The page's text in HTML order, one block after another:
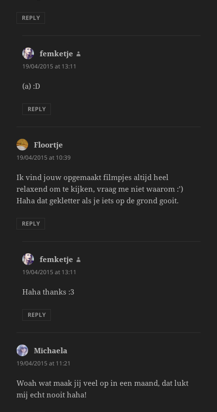
REPLY
femketje
19/04/2015 at 13:11
(a) :D
REPLY
Floortje
19/04/2015 at 10:39
Ik vind jouw opgemaakt filmpjes altijd heel
relaxend om te kijken, vraag me niet waarom :’)
Haha dat gekletter als je iets op de grond gooit.
REPLY
femketje
19/04/2015 at 13:11
Haha thanks :3
REPLY
Michaela
19/04/2015 at 11:21
Woah wat maak jij veel op in een maand, dat lukt
mij echt nooit haha!